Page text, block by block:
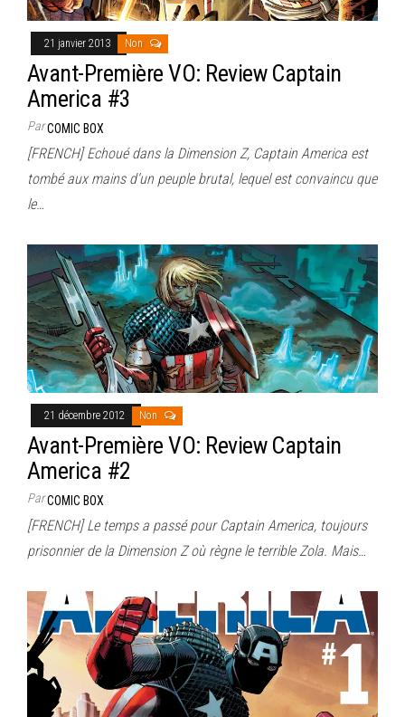
21 janvier 2013 Non
Avant-Première VO: Review Captain
America #3
ParCOMIC BOX
[FRENCH] Echoué dans la Dimension Z, Captain America est
tombé aux mains d’un peuple brutal, lequel est convaincu que
le…
21 décembre 2012 Non
Avant-Première VO: Review Captain
America #2
ParCOMIC BOX
[FRENCH] Le temps a passé pour Captain America, toujours
prisonnier de la Dimension Z où règne le terrible Zola. Mais…